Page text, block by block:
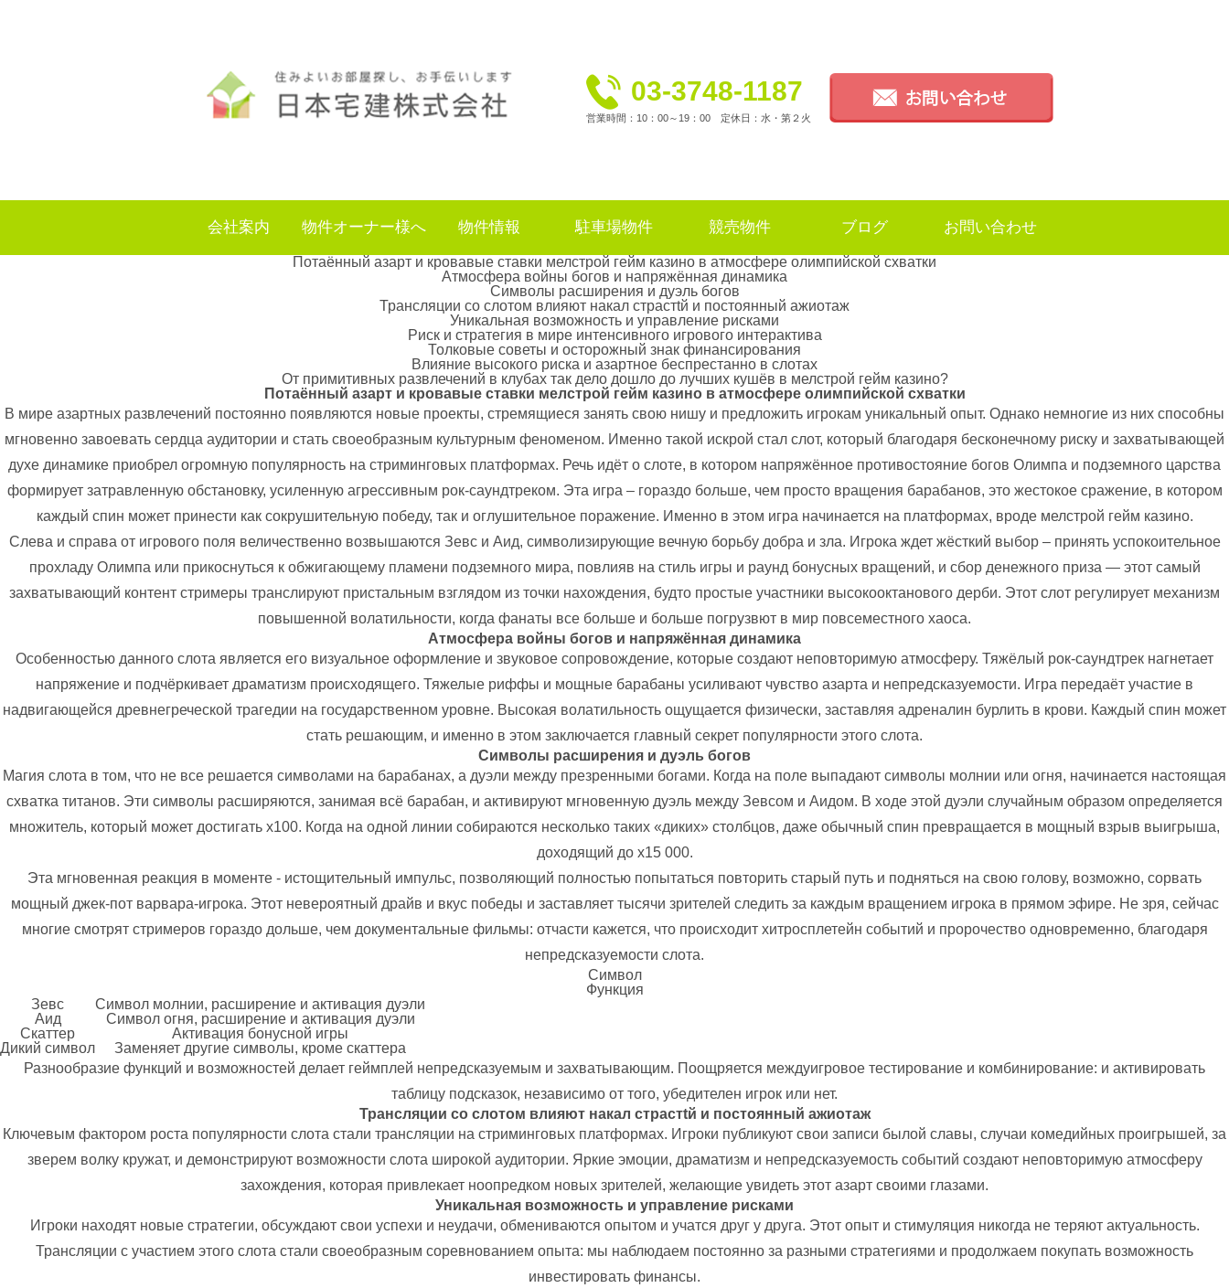
03-3748-1187
営業時間：10：00～19：00 定休日：水・第２火
会社案内 物件オーナー様へ 物件情報 駐車場物件 競売物件 ブログ お問い合わせ
Потаённый азарт и кровавые ставки мелстрой гейм казино в атмосфере олимпийской схватки
Атмосфера войны богов и напряжённая динамика
Символы расширения и дуэль богов
Трансляции со слотом влияют накал страстtй и постоянный ажиотаж
Уникальная возможность и управление рисками
Риск и стратегия в мире интенсивного игрового интерактива
Толковые советы и осторожный знак финансирования
Влияние высокого риска и азартное беспрестанно в слотах
От примитивных развлечений в клубах так дело дошло до лучших кушёв в мелстрой гейм казино?
Потаённый азарт и кровавые ставки мелстрой гейм казино в атмосфере олимпийской схватки
В мире азартных развлечений постоянно появляются новые проекты, стремящиеся занять свою нишу и предложить игрокам уникальный опыт. Однако немногие из них способны
мгновенно завоевать сердца аудитории и стать своеобразным культурным феноменом. Именно такой искрой стал слот, который благодаря бесконечному риску и захватывающей
духе динамике приобрел огромную популярность на стриминговых платформах. Речь идёт о слоте, в котором напряжённое противостояние богов Олимпа и подземного царства
формирует затравленную обстановку, усиленную агрессивным рок-саундтреком. Эта игра – гораздо больше, чем просто вращения барабанов, это жестокое сражение, в котором
каждый спин может принести как сокрушительную победу, так и оглушительное поражение. Именно в этом игра начинается на платформах, вроде мелстрой гейм казино.
Слева и справа от игрового поля величественно возвышаются Зевс и Аид, символизирующие вечную борьбу добра и зла. Игрока ждет жёсткий выбор – принять успокоительное
прохладу Олимпа или прикоснуться к обжигающему пламени подземного мира, повлияв на стиль игры и раунд бонусных вращений, и сбор денежного приза — этот самый
захватывающий контент стримеры транслируют пристальным взглядом из точки нахождения, будто простые участники высокооктанового дерби. Этот слот регулирует механизм
повышенной волатильности, когда фанаты все больше и больше погрузвют в мир повсеместного хаоса.
Атмосфера войны богов и напряжённая динамика
Особенностью данного слота является его визуальное оформление и звуковое сопровождение, которые создают неповторимую атмосферу. Тяжёлый рок-саундтрек нагнетает
напряжение и подчёркивает драматизм происходящего. Тяжелые риффы и мощные барабаны усиливают чувство азарта и непредсказуемости. Игра передаёт участие в
надвигающейся древнегреческой трагедии на государственном уровне. Высокая волатильность ощущается физически, заставляя адреналин бурлить в крови. Каждый спин может
стать решающим, и именно в этом заключается главный секрет популярности этого слота.
Символы расширения и дуэль богов
Магия слота в том, что не все решается символами на барабанах, а дуэли между презренными богами. Когда на поле выпадают символы молнии или огня, начинается настоящая
схватка титанов. Эти символы расширяются, занимая всё барабан, и активируют мгновенную дуэль между Зевсом и Аидом. В ходе этой дуэли случайным образом определяется
множитель, который может достигать x100. Когда на одной линии собираются несколько таких «диких» столбцов, даже обычный спин превращается в мощный взрыв выигрыша,
доходящий до x15 000.
Эта мгновенная реакция в моменте - истощительный импульс, позволяющий полностью попытаться повторить старый путь и подняться на свою голову, возможно, сорвать
мощный джек-пот варвара-игрока. Этот невероятный драйв и вкус победы и заставляет тысячи зрителей следить за каждым вращением игрока в прямом эфире. Не зря, сейчас
многие смотрят стримеров гораздо дольше, чем документальные фильмы: отчасти кажется, что происходит хитросплетейн событий и пророчество одновременно, благодаря
непредсказуемости слота.
Символ
Функция
Зевс
Символ молнии, расширение и активация дуэли
Аид
Символ огня, расширение и активация дуэли
Скаттер
Активация бонусной игры
Дикий символ
Заменяет другие символы, кроме скаттера
Разнообразие функций и возможностей делает геймплей непредсказуемым и захватывающим. Поощряется междуигровое тестирование и комбинирование: и активировать
таблицу подсказок, независимо от того, убедителен игрок или нет.
Трансляции со слотом влияют накал страстtй и постоянный ажиотаж
Ключевым фактором роста популярности слота стали трансляции на стриминговых платформах. Игроки публикуют свои записи былой славы, случаи комедийных проигрышей, за
зверем волку кружат, и демонстрируют возможности слота широкой аудитории. Яркие эмоции, драматизм и непредсказуемость событий создают неповторимую атмосферу
захождения, которая привлекает ноопредком новых зрителей, желающие увидеть этот азарт своими глазами.
Уникальная возможность и управление рисками
Игроки находят новые стратегии, обсуждают свои успехи и неудачи, обмениваются опытом и учатся друг у друга. Этот опыт и стимуляция никогда не теряют актуальность.
Трансляции с участием этого слота стали своеобразным соревнованием опыта: мы наблюдаем постоянно за разными стратегиями и продолжаем покупать возможность
инвестировать финансы.